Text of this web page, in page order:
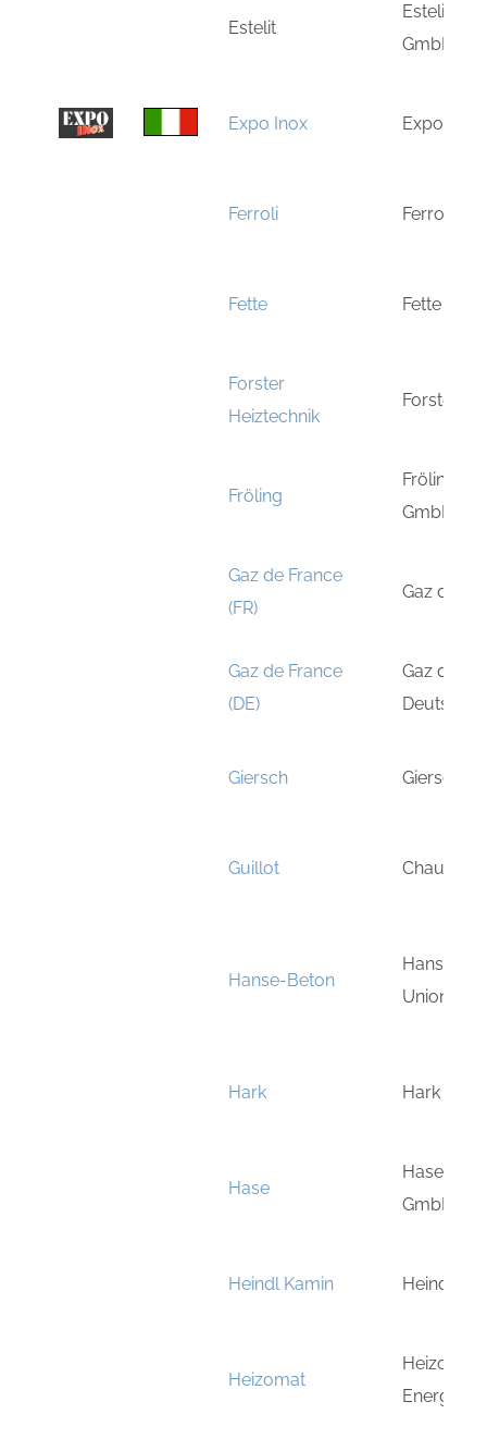
Estelit
Estelit
GmbH &
Expo Inox Expo Inox
Ferroli Ferroli
Fette Fette
Forster
Heiztechnik
Forster
Fröling
Fröling-
GmbH &
Gaz de France
(FR)
Gaz de
Gaz de France
(DE)
Gaz de
Giersch Giersch
Guillot
Hanse-Beton
Hanse-
Union
Hark Hark
Hase
Hase
GmbH
Heindl Kamin Heindl
Heizomat
Heizomat